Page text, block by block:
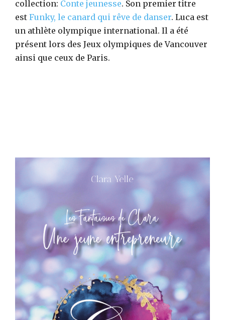
collection: Conte jeunesse. Son premier titre
est Funky, le canard qui rêve de danser. Luca est
un athlète olympique international. Il a été
présent lors des Jeux olympiques de Vancouver
ainsi que ceux de Paris.